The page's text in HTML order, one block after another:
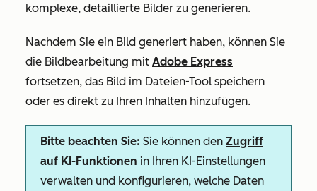
komplexe, detaillierte Bilder zu generieren.
Nachdem Sie ein Bild generiert haben, können Sie
die Bildbearbeitung mit Adobe Express
fortsetzen, das Bild im Dateien-Tool speichern
oder es direkt zu Ihren Inhalten hinzufügen.
Bitte beachten Sie: Sie können den Zugriff
auf KI-Funktionen in Ihren KI-Einstellungen
verwalten und konfigurieren, welche Daten